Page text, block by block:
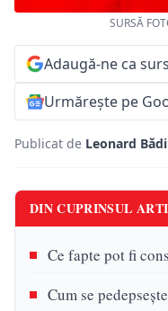
SURSĂ
Adaugă-ne ca
Urmărește pe
Publicat de Leonard
DIN CUPRINSUL
Ce fapte pot fi
Cum se